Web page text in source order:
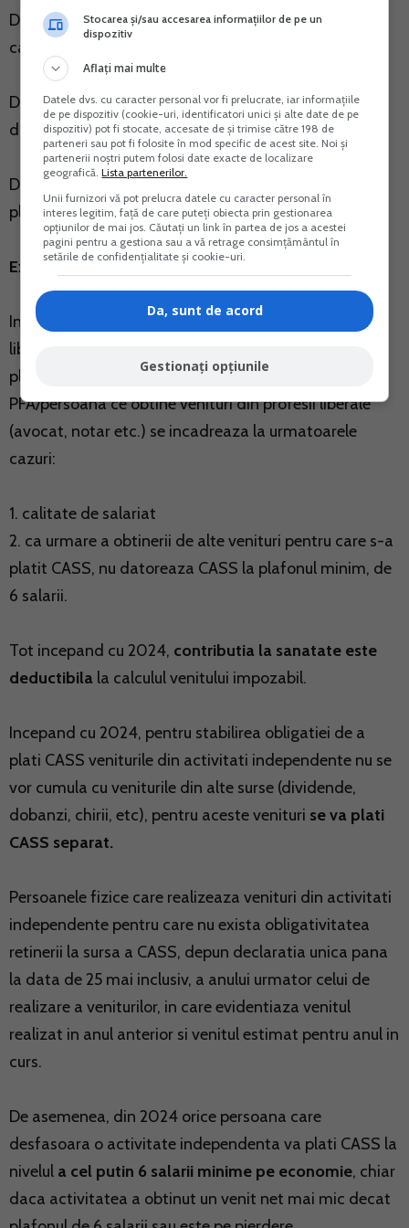
Daca titularul PFA se incadreaza la exceptii, CASS se
calculeaza la venitul net, oricare ar fi acesta.
De exemplu, daca venitul net este de 1000 lei se
datoreaza 100 lei CASS.
Daca titularul nu se incadreaza la exceptii, atunci
plateste CASS la plafonul de 6 salarii.
Exceptiile sunt urmatoarele:
In cazul veniturilor obtinute de PFA sau din profesii
liberale mai mici de 6 salarii, nu se datoreaza CASS la
plafonul minim de 6 salarii daca titularul de
PFA/persoana ce obtine venituri din profesii liberale
(avocat, notar etc.) se incadreaza la urmatoarele
cazuri:
1. calitate de salariat
2. ca urmare a obtinerii de alte venituri pentru care s-a
platit CASS, nu datoreaza CASS la plafonul minim, de
6 salarii.
Tot incepand cu 2024, contributia la sanatate este
deductibila la calculul venitului impozabil.
Incepand cu 2024, pentru stabilirea obligatiei de a
plati CASS veniturile din activitati independente nu se
vor cumula cu veniturile din alte surse (dividende,
dobanzi, chirii, etc), pentru aceste venituri se va plati
CASS separat.
Persoanele fizice care realizeaza venituri din activitati
independente pentru care nu exista obligativitatea
retinerii la sursa a CASS, depun declaratia unica pana
la data de 25 mai inclusiv, a anului urmator celui de
realizare a veniturilor, in care evidentiaza venitul
realizat in anul anterior si venitul estimat pentru anul in
curs.
De asemenea, din 2024 orice persoana care
desfasoara o activitate independenta va plati CASS la
nivelul a cel putin 6 salarii minime pe economie, chiar
daca activitatea a obtinut un venit net mai mic decat
Stocarea și/sau accesarea informațiilor de pe un
dispozitiv
Aflați mai multe
Datele dvs. cu caracter personal vor fi prelucrate, iar informațiile
de pe dispozitiv (cookie-uri, identificatori unici și alte date de pe
dispozitiv) pot fi stocate, accesate de și trimise către 198 de
parteneri sau pot fi folosite în mod specific de acest site. Noi și
partenerii noștri putem folosi date exacte de localizare
geografică.Lista partenerilor.
Unii furnizori vă pot prelucra datele cu caracter personal în
interes legitim, față de care puteți obiecta prin gestionarea
opțiunilor de mai jos. Căutați un link în partea de jos a acestei
pagini pentru a gestiona sau a vă retrage consimțământul în
setările de confidențialitate și cookie-uri.
Da, sunt de acord
Gestionați opțiunile